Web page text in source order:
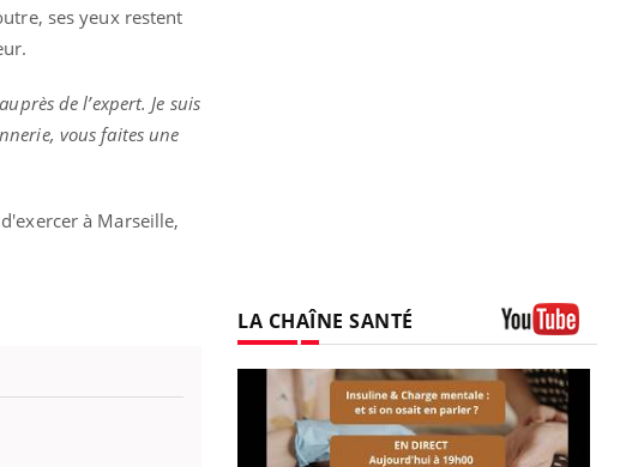
ses yeux restent
de l’expert. Je suis
vous faites une
à Marseille,
LA CHAÎNE SANTÉ